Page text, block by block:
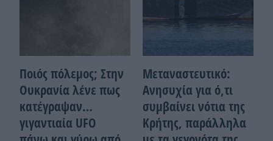
Ποιός πόλεμος; Στην
Ουκρανία λένε πως
κατέγραψαν…
γιγαντιαία UFO
Μεταναστευτικό:
Ανησυχία για ό,τι
συμβαίνει νότια της
Κρήτης, παράλληλα